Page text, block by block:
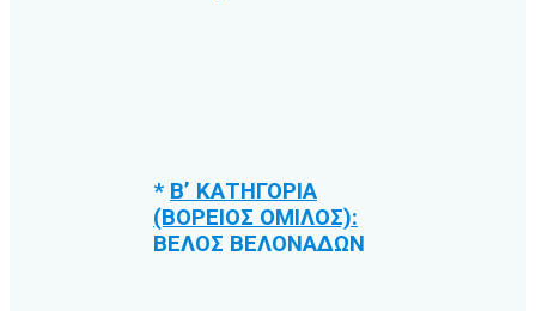
* Β’ ΚΑΤΗΓΟΡΙΑ
(ΒΟΡΕΙΟΣ ΟΜΙΛΟΣ):
ΒΕΛΟΣ ΒΕΛΟΝΑΔΩΝ